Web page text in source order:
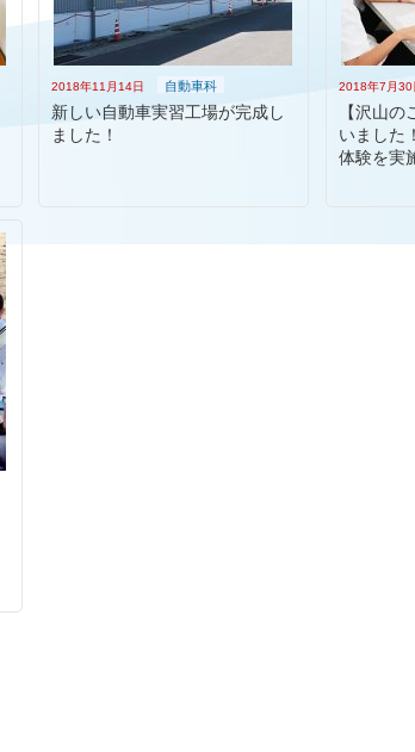
2018年11月14日 自動車科
新しい自動車実習工場が完成し
ました！
2018年7月30
【沢山
いました
体験を実